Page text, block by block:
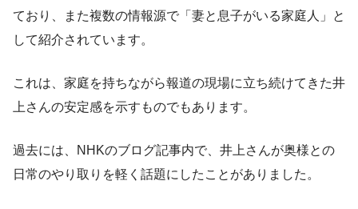
ており、また複数の情報源で「妻と息子がいる家庭人」と
して紹介されています。
これは、家庭を持ちながら報道の現場に立ち続けてきた井
上さんの安定感を示すものでもあります。
過去には、NHKのブログ記事内で、井上さんが奥様との
日常のやり取りを軽く話題にしたことがありました。